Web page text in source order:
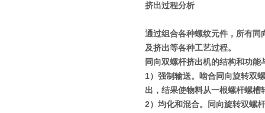
挤出过程分析
通过组合各种螺纹元件，所有
及挤出等各种工艺过程。
同向双螺杆挤出机的结构和功
1）强制输送。啮合同向旋转双
出，结果使物料从一根螺杆螺
2）均化和混合。同向旋转双螺